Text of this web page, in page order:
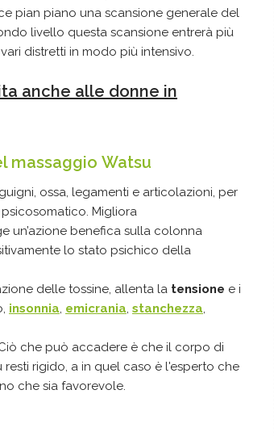
pian piano una scansione generale del
livello questa scansione entrerà più
distretti in modo più intensivo.
anche alle donne in
massaggio Watsu
ossa, legamenti e articolazioni, per
Migliora
un’azione benefica sulla colonna
lo stato psichico della
delle tossine, allenta la tensione e i
insonnia, emicrania, stanchezza,
che può accadere è che il corpo di
rigido, a in quel caso è l'esperto che
che sia favorevole.